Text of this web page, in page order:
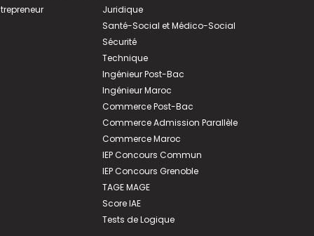
Juridique
Santé-Social et Médico-Social
Sécurité
Technique
Ingénieur Post-Bac
Ingénieur Maroc
Commerce Post-Bac
Commerce Admission Parallèle
Commerce Maroc
IEP Concours Commun
IEP Concours Grenoble
TAGE MAGE
Score IAE
Tests de Logique